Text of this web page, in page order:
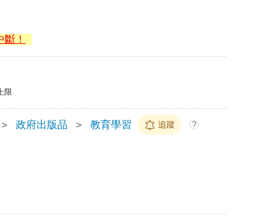
！
限
＞ 政府出版品 ＞ 教育學習 追蹤 ?